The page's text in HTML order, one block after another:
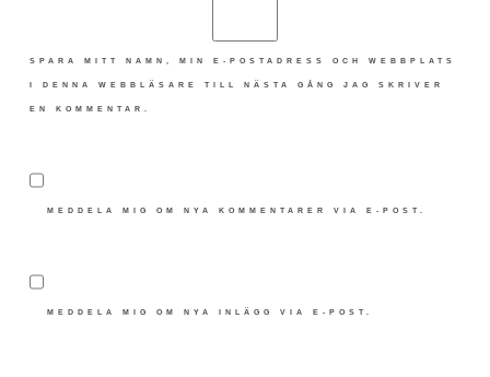
SPARA MITT NAMN, MIN E-POSTADRESS OCH WEBBPLATS
I DENNA WEBBLÄSARE TILL NÄSTA GÅNG JAG SKRIVER
EN KOMMENTAR.
MEDDELA MIG OM NYA KOMMENTARER VIA E-POST.
MEDDELA MIG OM NYA INLÄGG VIA E-POST.